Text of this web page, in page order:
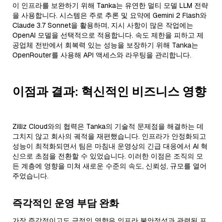
이 인프라를 보완하기 위해 Tanka는 유연한 멀티 모델 LLM 전략
을 사용합니다. 시스템은 주로 추론 및 요약에 Gemini 2 Flash와
Claude 3.7 Sonnet을 활용하며, 지시 사항이 많은 작업에는
OpenAI 모델을 선택적으로 적용합니다. 속도 제한을 피하고 제
공업체 전반에서 회복력 있는 성능을 보장하기 위해 Tanka는
OpenRouter를 사용해 API 액세스와 라우팅을 관리합니다.
이점과 결과: 혁신적인 비즈니스 영향
Zilliz Cloud와의 협력은 Tanka의 기술적 문제점을 해결하는 데
그치지 않고 회사의 궤적을 재편했습니다. 인프라가 안정화되고
성능이 최적화되면서 팀은 마침내 운영상의 긴급 대응에서 AI 혁
신으로 초점을 전환할 수 있었습니다. 이러한 이점은 조직의 모
든 계층에 영향을 미쳐 새로운 수준의 속도, 신뢰성, 규모를 열어
주었습니다.
즉각적인 운영 부담 완화